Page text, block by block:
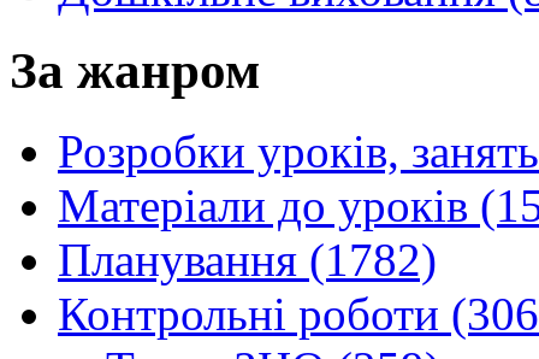
За жанром
Розробки уроків,
Матеріали до уроків
Планування (1782)
Контрольні роботи